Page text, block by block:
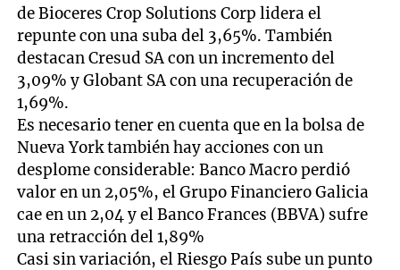
de Bioceres Crop Solutions Corp lidera el
repunte con una suba del 3,65%. También
destacan Cresud SA con un incremento del
3,09% y Globant SA con una recuperación de
1,69%.
Es necesario tener en cuenta que en la bolsa de
Nueva York también hay acciones con un
desplome considerable: Banco Macro perdió
valor en un 2,05%, el Grupo Financiero Galicia
cae en un 2,04 y el Banco Frances (BBVA) sufre
una retracción del 1,89%
Casi sin variación, el Riesgo País sube un punto